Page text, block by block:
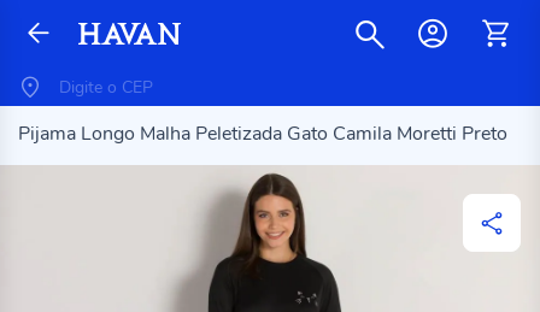
Pijama Longo Malha Peletizada Gato Camila Moretti Preto